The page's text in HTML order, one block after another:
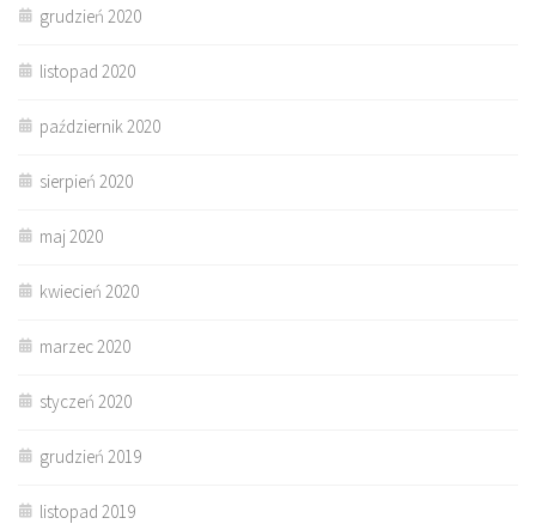
grudzień 2020
listopad 2020
październik 2020
sierpień 2020
maj 2020
kwiecień 2020
marzec 2020
styczeń 2020
grudzień 2019
listopad 2019